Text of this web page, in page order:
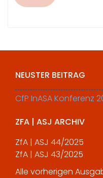
NEUSTER BEITRAG
CfP InASA Konferenz
ZFA | ASJ ARCHIV
ZfA | ASJ 44/2025
ZfA | ASJ 43/2025
Alle vorherigen